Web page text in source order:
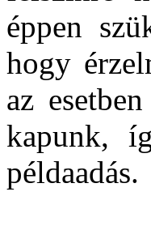
éppen
hogy
az
kapunk,
példaadás.